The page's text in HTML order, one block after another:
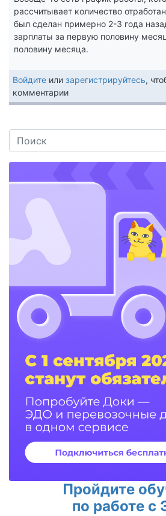
рассчитывает количество
был сделан примерно 2-3 года
зарплаты за первую половину
половину месяца.
Войдите или зарегистрируйтесь,
комментарии
Пройдите
по работе с